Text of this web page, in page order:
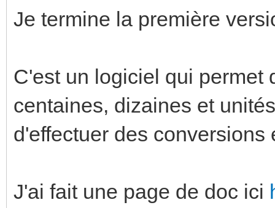
Je termine la première
C'est un logiciel qui permet
centaines, dizaines et
d'effectuer des conversions
J'ai fait une page de doc ici